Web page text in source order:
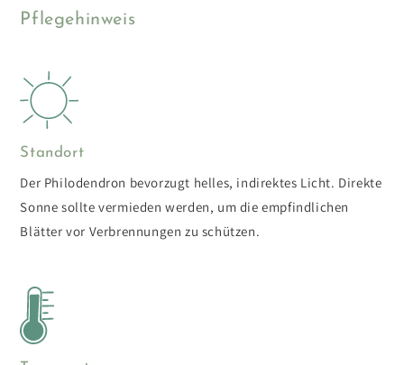
Pflegehinweis
Standort
Der Philodendron bevorzugt helles, indirektes Licht. Direkte
Sonne sollte vermieden werden, um die empfindlichen
Blätter vor Verbrennungen zu schützen.